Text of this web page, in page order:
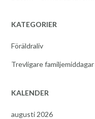
KATEGORIER
Föräldraliv
Trevligare familjemiddagar
KALENDER
augusti 2026